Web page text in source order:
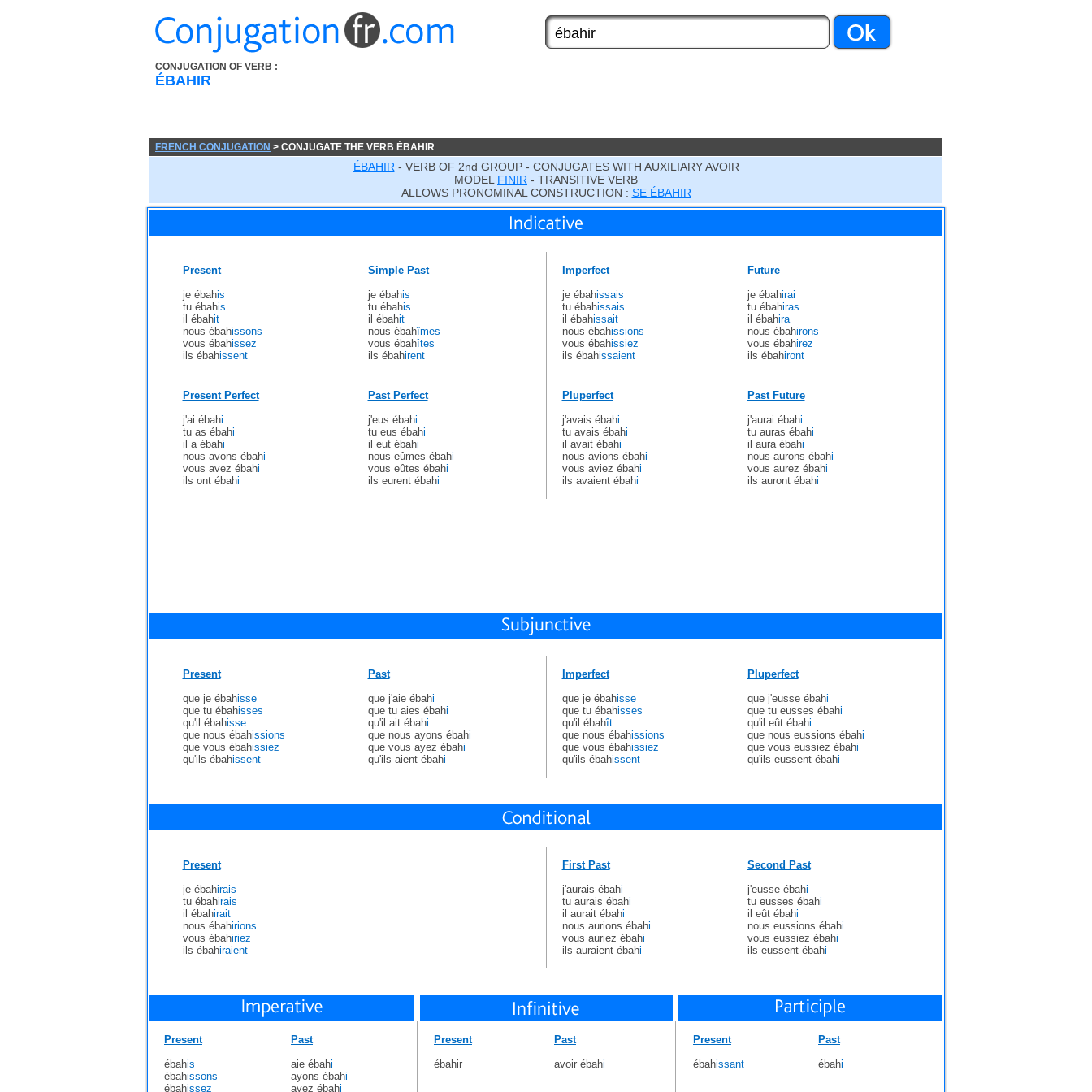
CONJUGATION OF VERB :
ÉBAHIR
FRENCH CONJUGATION > CONJUGATE THE VERB ÉBAHIR
ÉBAHIR - VERB OF 2nd GROUP - CONJUGATES WITH AUXILIARY AVOIR
MODEL FINIR - TRANSITIVE VERB
ALLOWS PRONOMINAL CONSTRUCTION : SE ÉBAHIR
Present
je ébahis
tu ébahis
il ébahit
nous ébahissons
vous ébahissez
ils ébahissent
Simple Past
je ébahis
tu ébahis
il ébahit
nous ébahîmes
vous ébahîtes
ils ébahirent
Present Perfect
j'ai ébahi
tu as ébahi
il a ébahi
nous avons ébahi
vous avez ébahi
ils ont ébahi
Past Perfect
j'eus ébahi
tu eus ébahi
il eut ébahi
nous eûmes ébahi
vous eûtes ébahi
ils eurent ébahi
Imperfect
je ébahissais
tu ébahissais
il ébahissait
nous ébahissions
vous ébahissiez
ils ébahissaient
Future
je ébahirai
tu ébahiras
il ébahira
nous ébahirons
vous ébahirez
ils ébahiront
Pluperfect
j'avais ébahi
tu avais ébahi
il avait ébahi
nous avions ébahi
vous aviez ébahi
ils avaient ébahi
Past Future
j'aurai ébahi
tu auras ébahi
il aura ébahi
nous aurons ébahi
vous aurez ébahi
ils auront ébahi
Present
que je ébahisse
que tu ébahisses
qu'il ébahisse
que nous ébahissions
que vous ébahissiez
qu'ils ébahissent
Past
que j'aie ébahi
que tu aies ébahi
qu'il ait ébahi
que nous ayons ébahi
que vous ayez ébahi
qu'ils aient ébahi
Imperfect
que je ébahisse
que tu ébahisses
qu'il ébahît
que nous ébahissions
que vous ébahissiez
qu'ils ébahissent
Pluperfect
que j'eusse ébahi
que tu eusses ébahi
qu'il eût ébahi
que nous eussions ébahi
que vous eussiez ébahi
qu'ils eussent ébahi
Present
je ébahirais
tu ébahirais
il ébahirait
nous ébahirions
vous ébahiriez
ils ébahiraient
First Past
j'aurais ébahi
tu aurais ébahi
il aurait ébahi
nous aurions ébahi
vous auriez ébahi
ils auraient ébahi
Second Past
j'eusse ébahi
tu eusses ébahi
il eût ébahi
nous eussions ébahi
vous eussiez ébahi
ils eussent ébahi
Present
ébahis
ébahissons
ébahissez
Past
aie ébahi
ayons ébahi
ayez ébahi
Present
ébahir
Past
avoir ébahi
Present
ébahissant
Past
ébahi